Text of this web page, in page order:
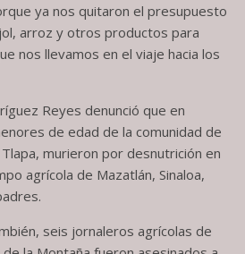
ya nos quitaron el presupuesto
arroz y otros productos para
nos llevamos en el viaje hacia los
Reyes denunció que en
de edad de la comunidad de
murieron por desnutrición en
agrícola de Mazatlán, Sinaloa,
seis jornaleros agrícolas de